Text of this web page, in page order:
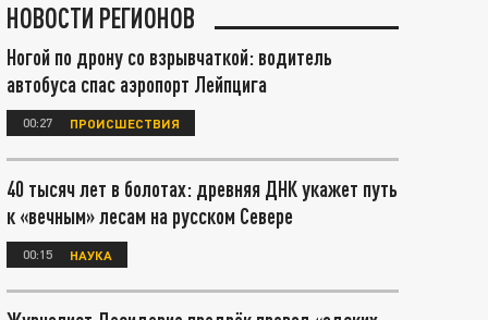
НОВОСТИ РЕГИОНОВ
Ногой по дрону со взрывчаткой: водитель
автобуса спас аэропорт Лейпцига
00:27 ПРОИСШЕСТВИЯ
40 тысяч лет в болотах: древняя ДНК укажет путь
к «вечным» лесам на русском Севере
00:15 НАУКА